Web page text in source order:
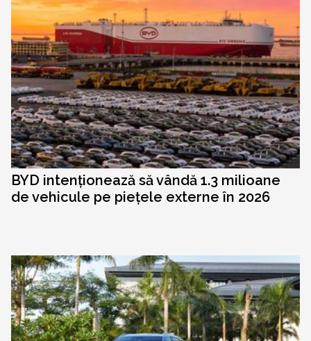
BYD intenționează să vândă 1.3 milioane
de vehicule pe piețele externe în 2026